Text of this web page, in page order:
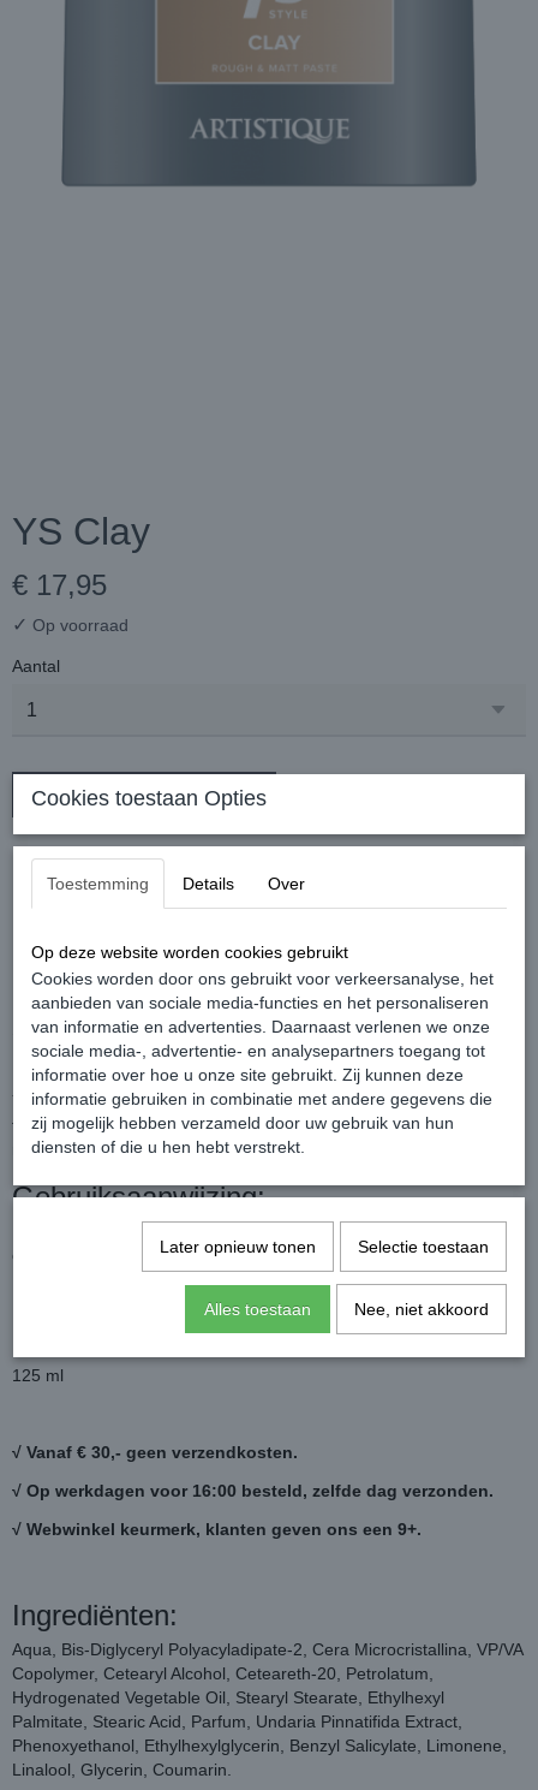
YS Clay
€ 17,95
✓ Op voorraad
Aantal
In winkelwagen
STAPELACTIE YS-Style en
Youstyle producten
Bij 2 dezelfde artikelen 5% korting bij 3 dezelfde artikelen 10%
korting
YS Clay
YS Clay droge stylingcream, geeft veel stevigheid en een matte
finish. Voor het aanbrengen van structuur en definitie bij kort tot
middellang haar. YS Clay.
Gebruiksaanwijzing:
over vochtig of droog haar.
125 ml
√ Vanaf € 30,- geen verzendkosten.
√ Op werkdagen voor 16:00 besteld, zelfde dag verzonden.
√ Webwinkel keurmerk, klanten geven ons een 9+.
Ingrediënten:
Aqua, Bis-Diglyceryl Polyacyladipate-2, Cera Microcristallina, VP/VA
Copolymer, Cetearyl Alcohol, Ceteareth-20, Petrolatum,
Hydrogenated Vegetable Oil, Stearyl Stearate, Ethylhexyl
Palmitate, Stearic Acid, Parfum, Undaria Pinnatifida Extract,
Phenoxyethanol, Ethylhexylglycerin, Benzyl Salicylate, Limonene,
Linalool, Glycerin, Coumarin.
Cookies toestaan Opties
Toestemming Details Over
Op deze website worden cookies gebruikt
Cookies worden door ons gebruikt voor verkeersanalyse, het
aanbieden van sociale media-functies en het personaliseren
van informatie en advertenties. Daarnaast verlenen we onze
sociale media-, advertentie- en analysepartners toegang tot
informatie over hoe u onze site gebruikt. Zij kunnen deze
informatie gebruiken in combinatie met andere gegevens die
zij mogelijk hebben verzameld door uw gebruik van hun
diensten of die u hen hebt verstrekt.
Later opnieuw tonen Selectie toestaan
Alles toestaan Nee, niet akkoord